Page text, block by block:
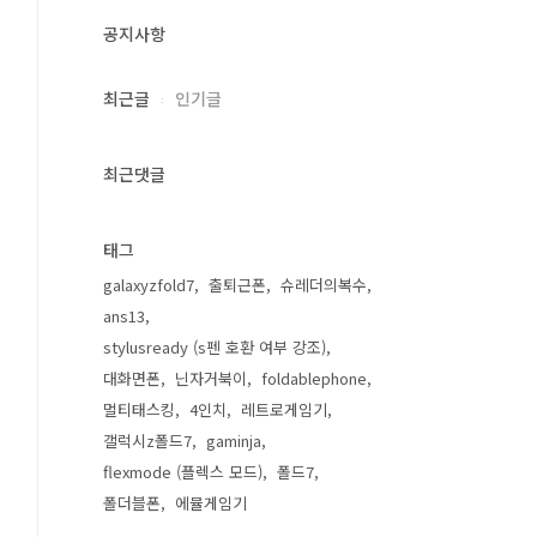
공지사항
최근글 인기글
최근댓글
태그
galaxyzfold7 출퇴근폰
슈레더의복수
ans13
stylusready (s펜 호환 여부 강조)
대화면폰
닌자거북이
foldablephone
멀티태스킹
4인치
레트로게임기
갤럭시z폴드7
gaminja
flexmode (플렉스 모드)
폴드7
폴더블폰
에뮬게임기